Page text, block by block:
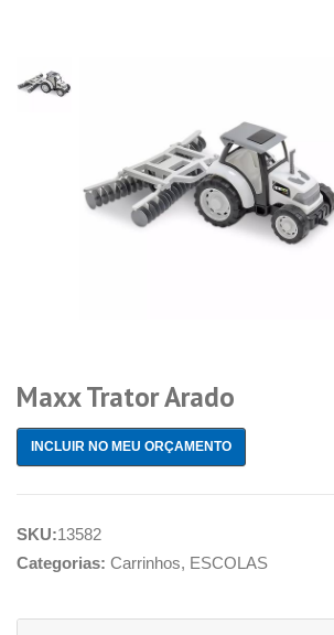
Maxx Trator Arado
INCLUIR NO MEU ORÇAMENTO
SKU:13582
Categorias: Carrinhos, ESCOLAS